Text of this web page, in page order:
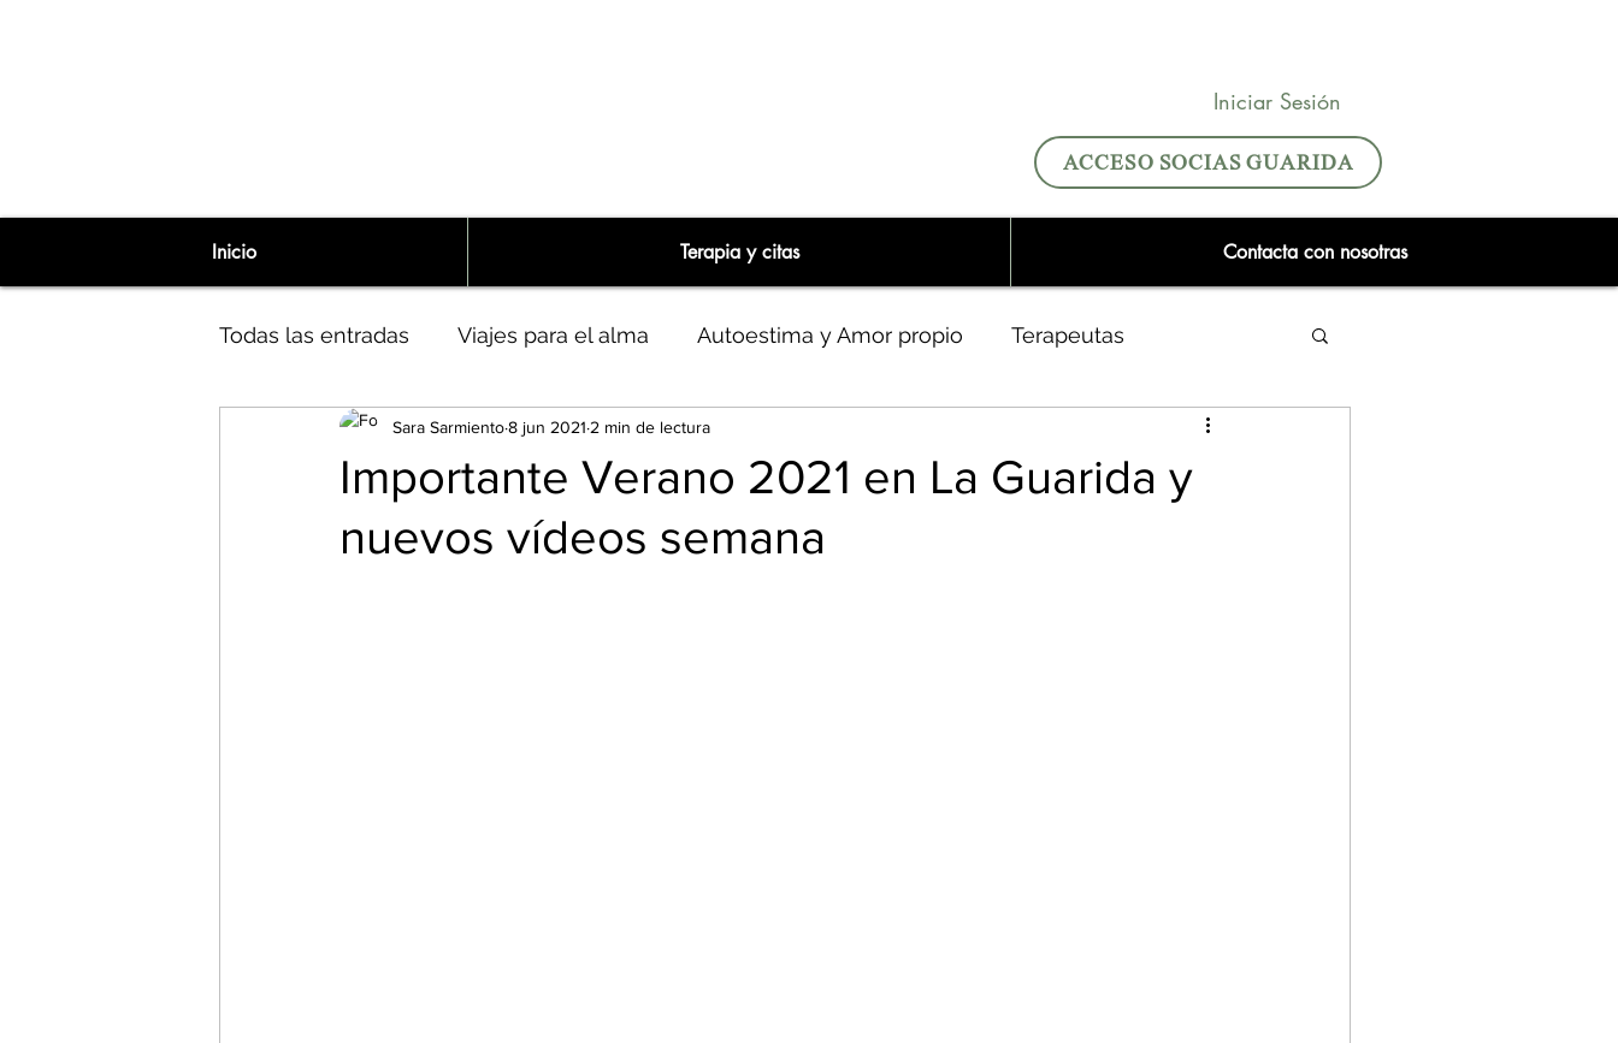
Iniciar Sesión
ACCESO SOCIAS GUARIDA
Inicio Terapia y citas Contacta con nosotras
Todas las entradas Viajes para el alma Autoestima y Amor propio Terapeutas
Niña Interior Narcisismo y narcisistas
Importante Verano 2021 en La Guarida y
nuevos vídeos semana
Sara Sarmiento8 jun 2021 2 min de lectura